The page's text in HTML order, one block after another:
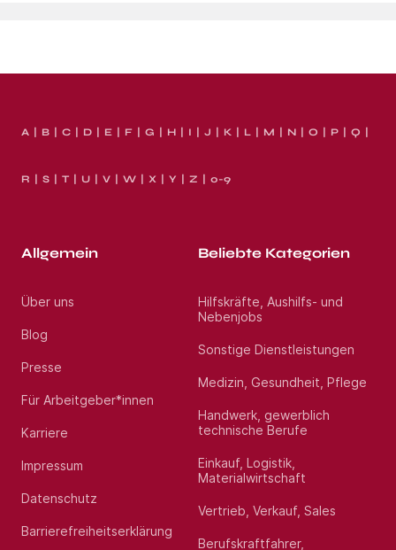
A B C D E F G H I J K L M N O P Q
R S T U V W X Y Z 0-9
Allgemein
Über uns
Blog
Presse
Für Arbeitgeber*innen
Karriere
Impressum
Datenschutz
Barrierefreiheitserklärung
Beliebte Kategorien
Hilfskräfte, Aushilfs- und
Nebenjobs
Sonstige Dienstleistungen
Medizin, Gesundheit, Pflege
Handwerk, gewerblich
technische Berufe
Einkauf, Logistik,
Materialwirtschaft
Vertrieb, Verkauf, Sales
Berufskraftfahrer,